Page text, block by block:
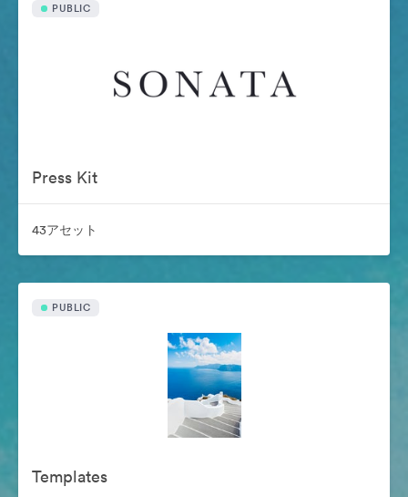
PUBLIC
Press Kit
43アセット
PUBLIC
Templates